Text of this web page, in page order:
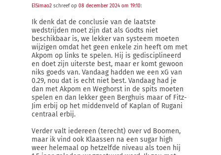
ElSimao2 schreef op 08 december 2024 om 19:10:
Ik denk dat de conclusie van de laatste
wedstrijden moet zijn dat als Godts niet
beschikbaar is, we lekker van systeem moeten
wijzigen omdat het geen enkele zin heeft om met
Akpom op links te spelen. Hij is gedisciplineerd
en doet zijn uiterste best, maar er komt gewoon
niks goeds van. Vandaag hadden we een xG van
0.29, nou dat is echt niet best. Vandaag had je
dan met Akpom en Weghorst in de spits moeten
spelen en dan lekker geen Berghuis maar of Fitz-
Jim erbij op het middenveld of Kaplan of Rugani
centraal erbij.
Verder valt iedereen (terecht) over vd Boomen,
maar ik vind ook Klaassen na een sugar high
weer helemaal op hetzelfde niveau als toen hij